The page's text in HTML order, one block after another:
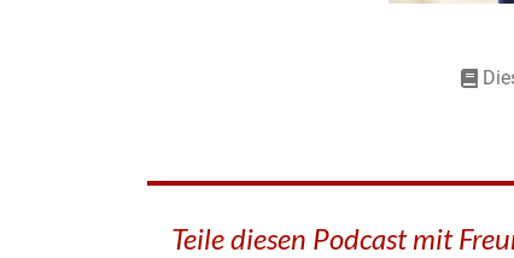
Teile diesen Podcast mit